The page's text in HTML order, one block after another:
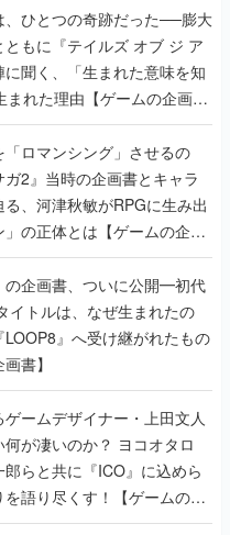
、ひとつの奇跡だった──膨大
ともに『テイルズ オブ ジ ア
に聞く、「生まれた意味を知
まれた理由【ゲームの企画
「ロマンシング」させるの
2』当時の企画書とキャラ
、河津秋敏がRPGに生み出
」の正体とは【ゲームの企画
の企画書、ついに公開━初代
イトルは、なぜ生まれたの
』へ受け継がれたもの
書】
ームデザイナー・上田文人
何が凄いのか？ ヨコオタロ
らと共に『ICO』に込めら
語り尽くす！【ゲームの企